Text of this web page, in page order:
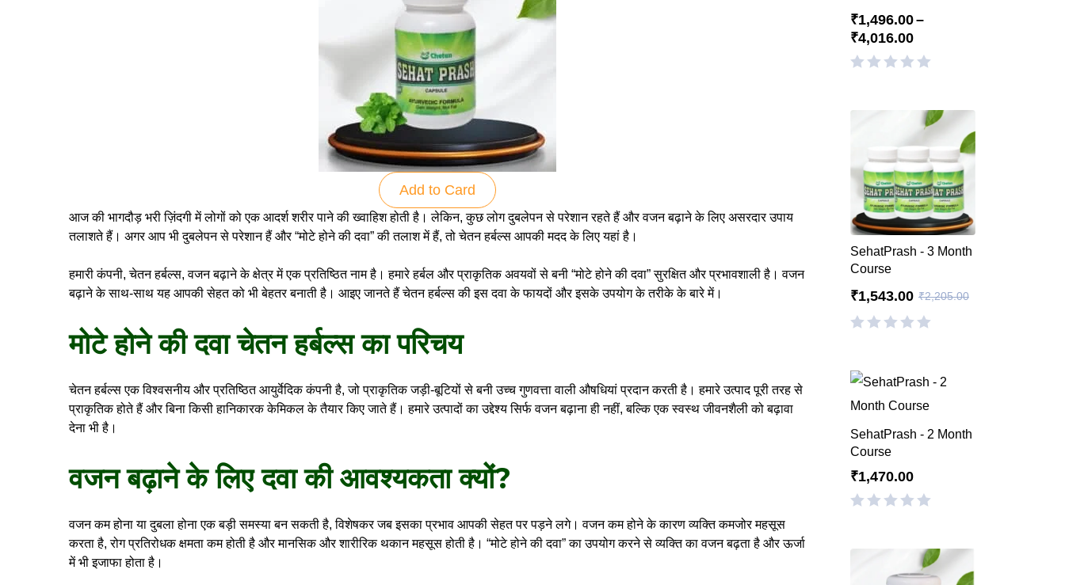
Add to Card
आज की भागदौड़ भरी ज़िंदगी में लोगों को एक आदर्श शरीर पाने की ख्वाहिश होती है। लेकिन, कुछ लोग दुबलेपन से परेशान रहते हैं और वजन बढ़ाने के लिए असरदार उपाय
तलाशते हैं। अगर आप भी दुबलेपन से परेशान हैं और “मोटे होने की दवा” की तलाश में हैं, तो चेतन हर्बल्स आपकी मदद के लिए यहां है।
हमारी कंपनी, चेतन हर्बल्स, वजन बढ़ाने के क्षेत्र में एक प्रतिष्ठित नाम है। हमारे हर्बल और प्राकृतिक अवयवों से बनी “मोटे होने की दवा” सुरक्षित और प्रभावशाली है। वजन
बढ़ाने के साथ-साथ यह आपकी सेहत को भी बेहतर बनाती है। आइए जानते हैं चेतन हर्बल्स की इस दवा के फायदों और इसके उपयोग के तरीके के बारे में।
मोटे होने की दवा चेतन हर्बल्स का परिचय
चेतन हर्बल्स एक विश्वसनीय और प्रतिष्ठित आयुर्वेदिक कंपनी है, जो प्राकृतिक जड़ी-बूटियों से बनी उच्च गुणवत्ता वाली औषधियां प्रदान करती है। हमारे उत्पाद पूरी तरह से
प्राकृतिक होते हैं और बिना किसी हानिकारक केमिकल के तैयार किए जाते हैं। हमारे उत्पादों का उद्देश्य सिर्फ वजन बढ़ाना ही नहीं, बल्कि एक स्वस्थ जीवनशैली को बढ़ावा
देना भी है।
वजन बढ़ाने के लिए दवा की आवश्यकता क्यों?
वजन कम होना या दुबला होना एक बड़ी समस्या बन सकती है, विशेषकर जब इसका प्रभाव आपकी सेहत पर पड़ने लगे। वजन कम होने के कारण व्यक्ति कमजोर महसूस
करता है, रोग प्रतिरोधक क्षमता कम होती है और मानसिक और शारीरिक थकान महसूस होती है। “मोटे होने की दवा” का उपयोग करने से व्यक्ति का वजन बढ़ता है और ऊर्जा
में भी इजाफा होता है।
₹1,496.00–
₹4,016.00
SehatPrash - 3 Month
Course
₹2,205.00
₹1,543.00
SehatPrash - 2 Month
Course
₹1,470.00